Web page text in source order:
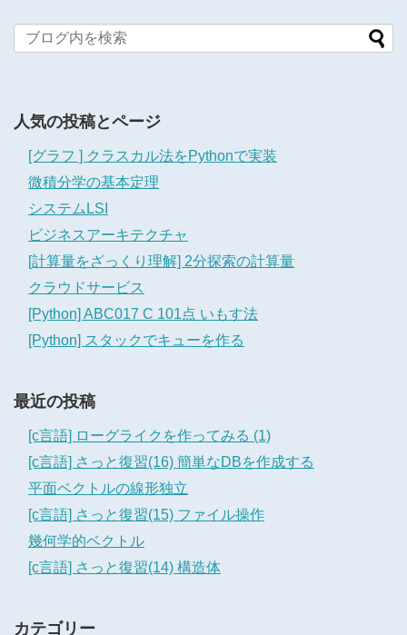
人気の投稿とページ
[グラフ ] クラスカル法をPythonで実装
微積分学の基本定理
システムLSI
ビジネスアーキテクチャ
[計算量をざっくり理解] 2分探索の計算量
クラウドサービス
[Python] ABC017 C 101点 いもす法
[Python] スタックでキューを作る
最近の投稿
[c言語] ローグライクを作ってみる (1)
[c言語] さっと復習(16) 簡単なDBを作成する
平面ベクトルの線形独立
[c言語] さっと復習(15) ファイル操作
幾何学的ベクトル
[c言語] さっと復習(14) 構造体
カテゴリー